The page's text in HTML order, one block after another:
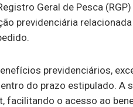
Geral de Pesca
previdenciária
previdenciários,
do prazo estipulado. A
facilitando o acesso ao